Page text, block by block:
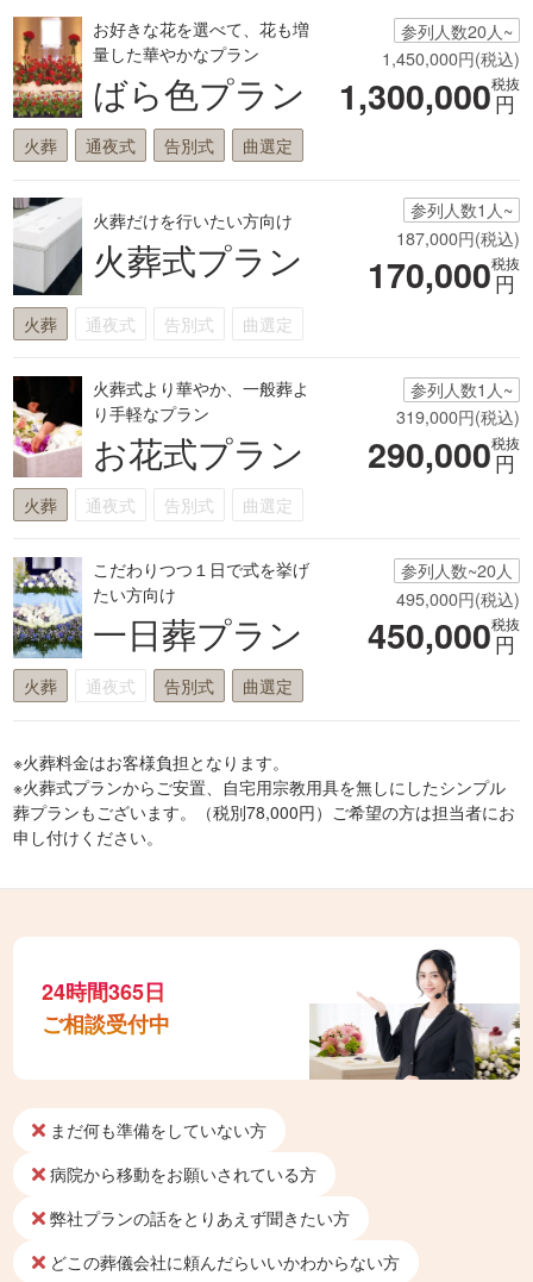
お好きな花を選べて、花も増
量した華やかなプラン
ばら色プラン
参列人数20人~
1,450,000円(税込)
1,300,000税抜
円
火葬 通夜式 告別式 曲選定
火葬だけを行いたい方向け
火葬式プラン
参列人数1人~
187,000円(税込)
170,000税抜
円
火葬 通夜式 告別式 曲選定
火葬式より華やか、一般葬よ
り手軽なプラン
お花式プラン
参列人数1人~
319,000円(税込)
290,000税抜
円
火葬 通夜式 告別式 曲選定
こだわりつつ１日で式を挙げ
たい方向け
一日葬プラン
参列人数~20人
495,000円(税込)
450,000税抜
円
火葬 通夜式 告別式 曲選定
※火葬料金はお客様負担となります。
※火葬式プランからご安置、自宅用宗教用具を無しにしたシンプル
葬プランもございます。（税別78,000円）ご希望の方は担当者にお
申し付けください。
24時間365日
ご相談受付中
まだ何も準備をしていない方
病院から移動をお願いされている方
弊社プランの話をとりあえず聞きたい方
どこの葬儀会社に頼んだらいいかわからない方